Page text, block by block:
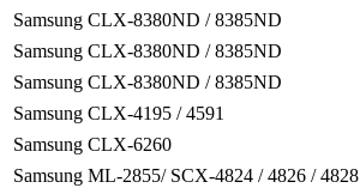
Samsung CLX-8380ND / 8385ND
Samsung CLX-8380ND / 8385ND
Samsung CLX-8380ND / 8385ND
Samsung CLX-4195 / 4591
Samsung CLX-6260
Samsung ML-2855/ SCX-4824 / 4826 / 4828